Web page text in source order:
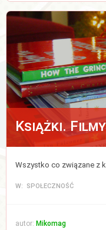
W: SPOŁECZNOŚĆ
autor: Mikomag